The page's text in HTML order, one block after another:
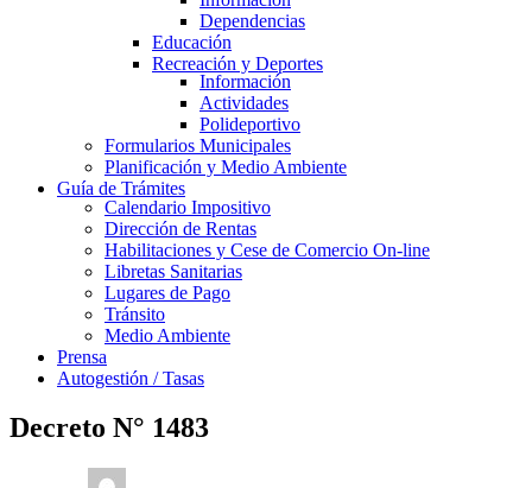
Dependencias
Educación
Recreación y Deportes
Información
Actividades
Polideportivo
Formularios Municipales
Planificación y Medio Ambiente
Guía de Trámites
Calendario Impositivo
Dirección de Rentas
Habilitaciones y Cese de Comercio On-line
Libretas Sanitarias
Lugares de Pago
Tránsito
Medio Ambiente
Prensa
Autogestión / Tasas
Decreto N° 1483